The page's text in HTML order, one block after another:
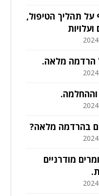
על תהליך הטיפול,
הרדמה מלאה.
בהרדמה מלאה?
מודרניים